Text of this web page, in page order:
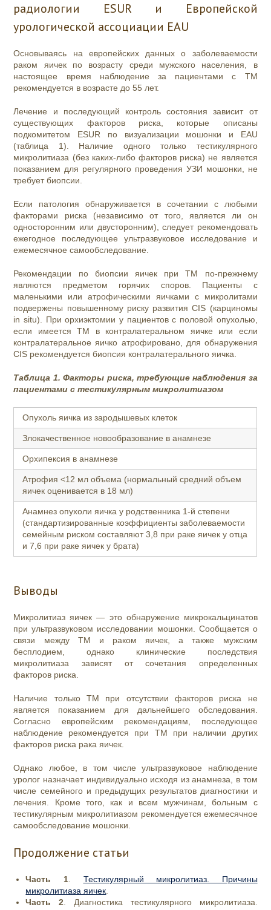
радиологии ESUR и Европейской
урологической ассоциации EAU
Основываясь на европейских данных о заболеваемости
раком яичек по возрасту среди мужского населения, в
настоящее время наблюдение за пациентами с ТМ
рекомендуется в возрасте до 55 лет.
Лечение и последующий контроль состояния зависит от
существующих факторов риска, которые описаны
подкомитетом ESUR по визуализации мошонки и EAU
(таблица 1). Наличие одного только тестикулярного
микролитиаза (без каких-либо факторов риска) не является
показанием для регулярного проведения УЗИ мошонки, не
требует биопсии.
Если патология обнаруживается в сочетании с любыми
факторами риска (независимо от того, является ли он
односторонним или двусторонним), следует рекомендовать
ежегодное последующее ультразвуковое исследование и
ежемесячное самообследование.
Рекомендации по биопсии яичек при ТМ по-прежнему
являются предметом горячих споров. Пациенты с
маленькими или атрофическими яичками с микролитами
подвержены повышенному риску развития CIS (карциномы
in situ). При орхиэктомии у пациентов с половой опухолью,
если имеется ТМ в контралатеральном яичке или если
контралатеральное яичко атрофировано, для обнаружения
CIS рекомендуется биопсия контралатерального яичка.
Таблица 1. Факторы риска, требующие наблюдения за
пациентами с тестикулярным микролитиазом
Опухоль яичка из зародышевых клеток
Злокачественное новообразование в анамнезе
Орхипексия в анамнезе
Атрофия <12 мл объема (нормальный средний объем
яичек оценивается в 18 мл)
Анамнез опухоли яичка у родственника 1-й степени
(стандартизированные коэффициенты заболеваемости
семейным риском составляют 3,8 при раке яичек у отца
и 7,6 при раке яичек у брата)
Выводы
Микролитиаз яичек — это обнаружение микрокальцинатов
при ультразвуковом исследовании мошонки. Сообщается о
связи между ТМ и раком яичек, а также мужским
бесплодием, однако клинические последствия
микролитиаза зависят от сочетания определенных
факторов риска.
Наличие только ТМ при отсутствии факторов риска не
является показанием для дальнейшего обследования.
Согласно европейским рекомендациям, последующее
наблюдение рекомендуется при ТМ при наличии других
факторов риска рака яичек.
Однако любое, в том числе ультразвуковое наблюдение
уролог назначает индивидуально исходя из анамнеза, в том
числе семейного и предыдущих результатов диагностики и
лечения.
Кроме того, как и всем мужчинам, больным с
тестикулярным микролитиазом рекомендуется ежемесячное
самообследование мошонки.
Продолжение статьи
Часть 1. Тестикулярный микролитиаз. Причины
микролитиаза яичек
Часть 2 . Диагностика тестикулярного микролитиаза.